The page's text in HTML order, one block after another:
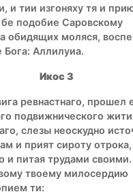
и тии изгоняху тя и
подобие Саровскому
обидящих моляся,
Аллилуиа.
Икос 3
ревнастнаго, прошел
подвижнического
слезы неоскудно
и прият сироту отрока,
и питая трудами
твоему милосердию
ти: